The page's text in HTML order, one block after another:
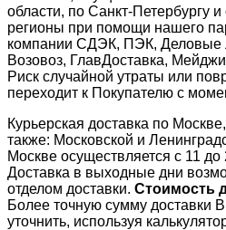
области, по Санкт-Петербургу и
регионы при помощи нашего
компании СДЭК, ПЭК, Деловые
Возовоз, ГлавДоставка,
Риск случайной утраты или
переходит к Покупателю с
Курьерская доставка по
также: Московской и
Москве осуществляется с 11
Доставка в выходные дни
отделом доставки. Стоимость
Более точную сумму доставки
уточнить, используя